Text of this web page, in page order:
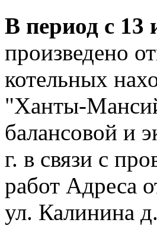
В период с 13
произведено
котельных
"Ханты-
балансовой и
г. в связи с
работ Адреса
ул. Калинина